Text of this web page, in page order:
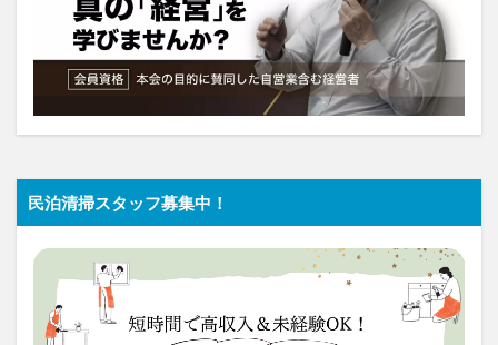
民泊清掃スタッフ募集中！